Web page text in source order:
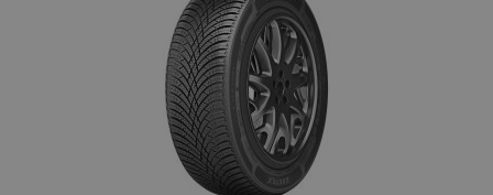
DIMENSIUNI
PRODUCATORI ANVELOPE
MARCA AUTO
BLOG
B2B - COLABORARE COMPANII